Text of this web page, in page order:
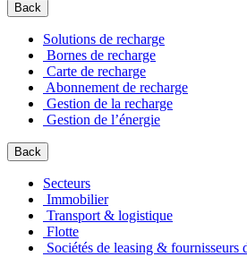
Back
Solutions de recharge
Bornes de recharge
Carte de recharge
Abonnement de recharge
Gestion de la recharge
Gestion de l’énergie
Back
Secteurs
Immobilier
Transport & logistique
Flotte
Sociétés de leasing & fournisseurs